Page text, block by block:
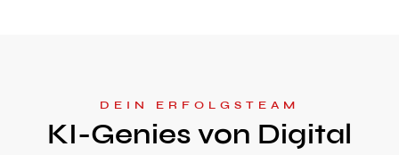
DEIN ERFOLGSTEAM
KI-Genies von Digital